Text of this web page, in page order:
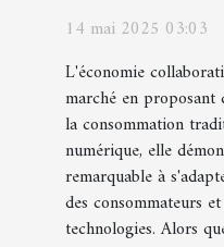
réussissent
14 mai 2025 03:03
L'économie
marché en proposant
la consommation
numérique, elle
remarquable à
des consommateurs
technologies. Alors